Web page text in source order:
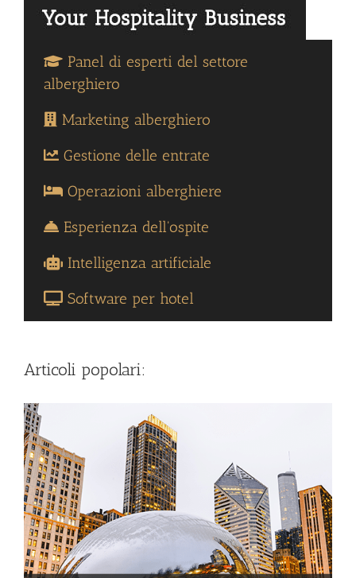
Panel di esperti del settore
alberghiero
Marketing alberghiero
Gestione delle entrate
Operazioni alberghiere
Esperienza dell'ospite
Intelligenza artificiale
Software per hotel
Articoli popolari: